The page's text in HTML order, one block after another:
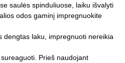
saulės spinduliuose, laiku išvalyti
odos gaminį impregnuokite
dengtas laku, impregnuoti nereikia
Prieš naudojant